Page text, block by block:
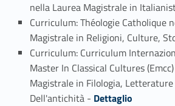
nella Laurea Magistrale in
Curriculum: Théologie Catholique
Magistrale in Religioni, Culture,
Curriculum: Curriculum
Master In Classical Cultures
Magistrale in Filologia,
Dell'antichità - Link identifier #identifier_person_57478-8
Dettaglio